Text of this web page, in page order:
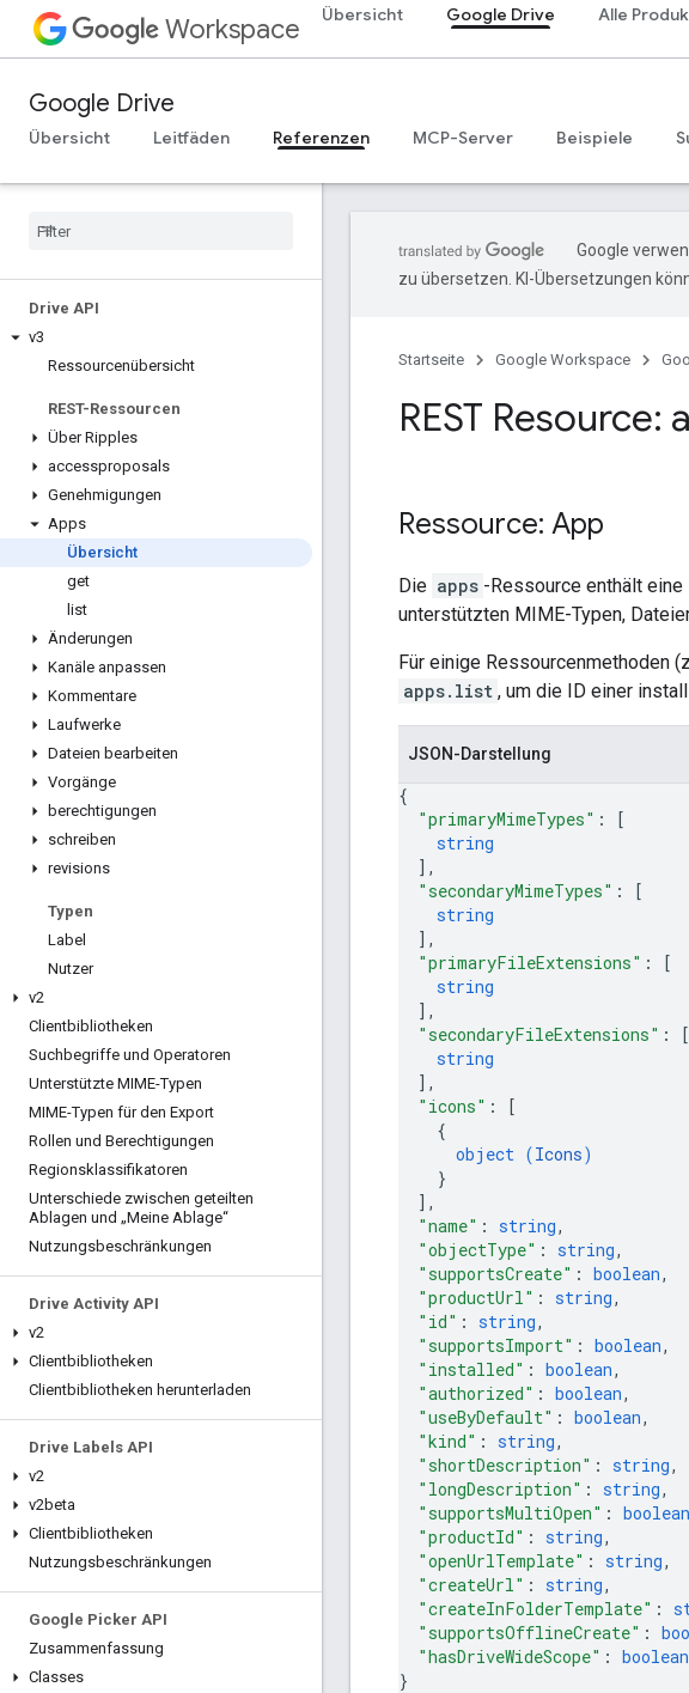
Workspace Übersicht Google Drive Alle
Google Drive
Übersicht Leitfäden Referenzen MCP-Server Beispiele
Drive API
v3
Ressourcenübersicht
REST-Ressourcen
Über Ripples
accessproposals
Genehmigungen
Apps
Übersicht
get
list
Änderungen
Kanäle anpassen
Kommentare
Laufwerke
Dateien bearbeiten
Vorgänge
berechtigungen
schreiben
revisions
Typen
Label
Nutzer
v2
Clientbibliotheken
Suchbegriffe und Operatoren
Unterstützte MIME-Typen
MIME-Typen für den Export
Rollen und Berechtigungen
Regionsklassifikatoren
Unterschiede zwischen geteilten
Ablagen und „Meine Ablage“
Nutzungsbeschränkungen
Drive Activity API
v2
Clientbibliotheken
Clientbibliotheken herunterladen
Drive Labels API
v2
v2beta
Clientbibliotheken
Nutzungsbeschränkungen
Google Picker API
Zusammenfassung
Classes
Google
zu übersetzen. KI-Übersetzungen
Startseite Google Workspace
REST Resource:
Ressource: App
Die apps -Ressource enthält
unterstützten MIME-Typen,
Für einige Ressourcenmethoden
apps.list , um die ID einer
JSON-Darstellung
{
"primaryMimeTypes" :
[
string
] ,
"secondaryMimeTypes" :
[
string
] ,
"primaryFileExtensions" :
[
string
] ,
"secondaryFileExtensions" :
[
string
] ,
"icons" :
[
{
object (Icons)
}
] ,
"name" : string,
"objectType" : string,
"supportsCreate" : boolean,
"productUrl" : string,
"id" : string,
"supportsImport" : boolean,
"installed" : boolean,
"authorized" : boolean,
"useByDefault" : boolean,
"kind" : string,
"shortDescription" : string,
"longDescription" : string,
"supportsMultiOpen" : boolean
"productId" : string,
"openUrlTemplate" : string,
"createUrl" : string,
"createInFolderTemplate" :
"supportsOfflineCreate" :
"hasDriveWideScope" : boolean
}